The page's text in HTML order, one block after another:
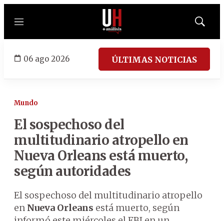
Menú
Mostrar
06 ago 2026 ÚLTIMAS NOTICIAS
Mundo
El sospechoso del
multitudinario atropello en
Nueva Orleans está muerto,
según autoridades
El sospechoso del multitudinario atropello
en Nueva Orleans está muerto, según